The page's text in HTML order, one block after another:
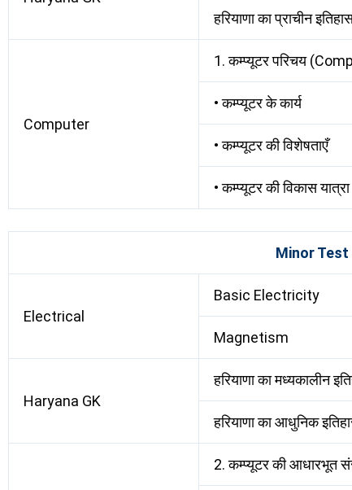
हरियाणा का प्राचीन
Computer
1. कम्प्यूटर परिचय
• कम्प्यूटर के कार्य
• कम्प्यूटर की विशेषताएँ
• कम्प्यूटर की विकास यात्रा
Minor Test
Electrical
Basic Electricity
Magnetism
Haryana GK
हरियाणा का मध्यकालीन
हरियाणा का आधुनिक
2. कम्प्यूटर की